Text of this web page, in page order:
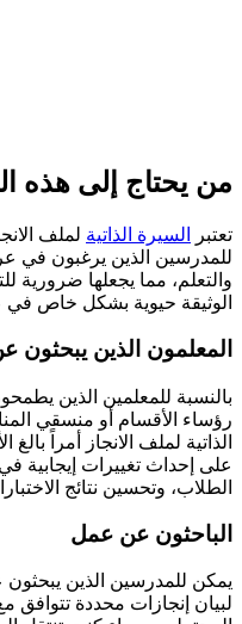
من يحتاج إلى هذه
تعتبر السيرة الذاتية لملف
للمدرسين الذين يرغبون في
والتعلم، مما يجعلها ضرورية
الوثيقة حيوية بشكل خاص في
المعلمون الذين يبحثون
بالنسبة للمعلمين الذين
رؤساء الأقسام أو منسقي
الذاتية لملف الانجاز أمراً
على إحداث تغييرات إيجابية
الطلاب، وتحسين نتائج
الباحثون عن عمل
يمكن للمدرسين الذين
لبيان إنجازات محددة